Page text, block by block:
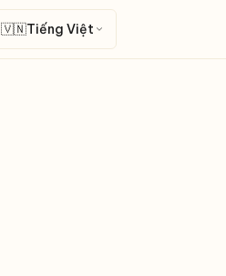
🇻🇳Tiếng Việt